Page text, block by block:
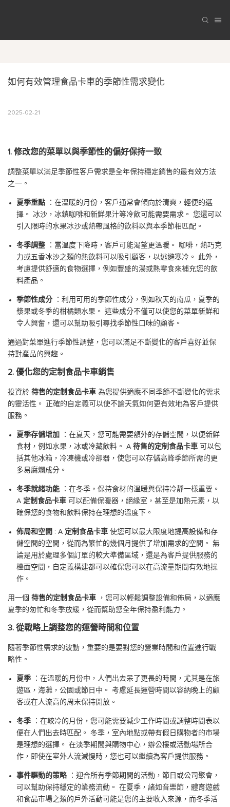
如何有效管理食品卡車的季節性需求變化
2025-02-21
1. 修改您的菜單以與季節性的偏好保持一致
調整菜單以滿足季節性客戶需求是全年保持穩定銷售的最有效方法
之一。
夏季重點
：在溫暖的月份，客戶通常會傾向於清爽，輕便的選
擇。 冰沙，冰鎮咖啡和新鮮果汁等冷飲可能需要需求。 您還可以
引入限時的水果冰沙或熱帶風格的飲料以與本季節相匹配。
冬季調整
：當溫度下降時，客戶可能渴望更溫暖。 咖啡，熱巧克
力或五香冰沙之類的熱飲料可以吸引顧客，以逃避寒冷。 此外，
考慮提供舒適的食物選擇，例如豐盛的湯或熱零食來補充您的飲
料產品。
季節性成分
：利用可用的季節性成分，例如秋天的南瓜，夏季的
漿果或冬季的柑橘類水果。 這些成分不僅可以使您的菜單新鮮和
令人興奮，還可以幫助吸引尋找季節性口味的顧客。
通過對菜單進行季節性調整，您可以滿足不斷變化的客戶喜好並保
持對產品的興趣。
2. 優化您的定制食品卡車銷售
投資於 待售的定制食品卡車 為您提供適應不同季節不斷變化的需求
的靈活性。 正確的自定義可以使不論天氣如何更有效地為客戶提供
服務。
夏季存儲增加
：在夏天，您可能需要額外的存儲空間，以便新鮮
食材，例如水果，冰或冷藏飲料。 A 待售的定制食品卡車 可以包
括其他冰箱，冷凍機或冷卻器，使您可以存儲高峰季節所需的更
多易腐爛成分。
冬季就緒功能
：在冬季，保持食材的溫暖與保持冷靜一樣重要。
A 定制食品卡車 可以配備保暖器，絕緣室，甚至是加熱元素，以
確保您的食物和飲料保持在理想的溫度下。
佈局和空間 : A 定制食品卡車 使您可以最大限度地提高設備和存
儲空間的空間，從而為繁忙的幾個月提供了增加需求的空間。 無
論是用於處理多個訂單的較大準備區域，還是為客戶提供服務的
檯面空間，自定義構建都可以確保您可以在高流量期間有效地操
作。
用一個 待售的定制食品卡車
，您可以輕鬆調整設備和佈局，以適應
夏季的匆忙和冬季放緩，從而幫助您全年保持盈利能力。
3. 從戰略上調整您的運營時間和位置
隨著季節性需求的波動，重要的是要對您的營業時間和位置進行戰
略性。
夏季
：在溫暖的月份中，人們出去呆了更長的時間，尤其是在旅
遊區，海灘，公園或節日中。 考慮延長運營時間以容納晚上的顧
客或在人流高的周末保持開放。
冬季
：在較冷的月份，您可能需要減少工作時間或調整時間表以
便在人們出去時匹配。 冬季，室內地點或帶有假日購物者的市場
是理想的選擇。 在淡季期間與購物中心，辦公樓或活動場所合
作，即使在室外人流減慢時，您也可以繼續為客戶提供服務。
事件驅動的策略
：迎合所有季節期間的活動，節日或公司聚會，
可以幫助保持穩定的業務流動。 在夏季，諸如音樂節，體育遊戲
和食品市場之類的戶外活動可能是您的主要收入來源，而冬季活